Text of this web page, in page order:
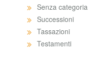
Senza categoria
Successioni
Tassazioni
Testamenti